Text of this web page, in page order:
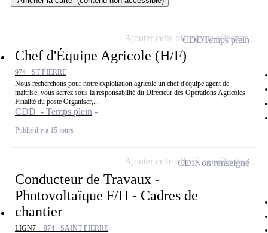
Chef d'Équipe Agricole (H/F)
974 - ST PIERRE
Nous recherchons pour notre exploitation agricole un chef d'équipe agent de
maitrise, vous serrez sous la responsabilité du Directeur des Opérations Agricoles
Finalité du poste Organiser,...
CDD - Temps plein
Publié il y a 15 jours
CDDTemps plein
Ajouter cette offre à ma sélection
Conducteur de Travaux -
Photovoltaïque F/H - Cadres de
chantier
LIGN7 - 974 - SAINT-PIERRE
CDINon renseigné
Ajouter cette offre à ma sélection